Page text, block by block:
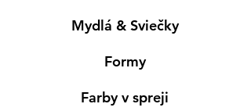
Mydlá & Sviečky
Formy
Farby v spreji